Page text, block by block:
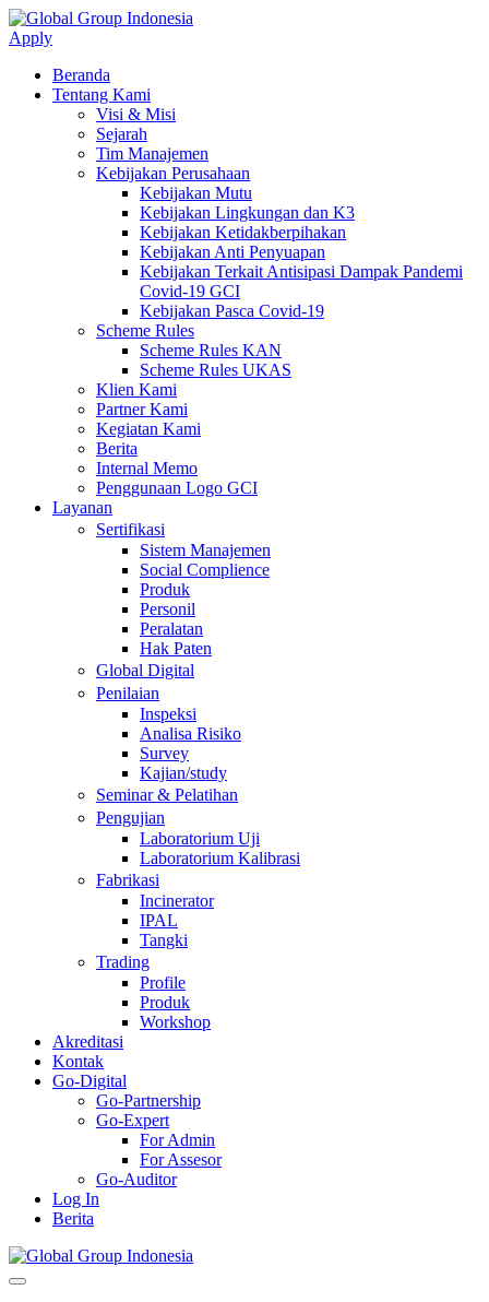
Apply
Beranda
Tentang Kami
Visi & Misi
Sejarah
Tim Manajemen
Kebijakan Perusahaan
Kebijakan Mutu
Kebijakan Lingkungan dan K3
Kebijakan Ketidakberpihakan
Kebijakan Anti Penyuapan
Kebijakan Terkait Antisipasi Dampak Pandemi
Covid-19 GCI
Kebijakan Pasca Covid-19
Scheme Rules
Scheme Rules KAN
Scheme Rules UKAS
Klien Kami
Partner Kami
Kegiatan Kami
Berita
Internal Memo
Penggunaan Logo GCI
Layanan
Sertifikasi
Sistem Manajemen
Social Complience
Produk
Personil
Peralatan
Hak Paten
Global Digital
Penilaian
Inspeksi
Analisa Risiko
Survey
Kajian/study
Seminar & Pelatihan
Pengujian
Laboratorium Uji
Laboratorium Kalibrasi
Fabrikasi
Incinerator
IPAL
Tangki
Trading
Profile
Produk
Workshop
Akreditasi
Kontak
Go-Digital
Go-Partnership
Go-Expert
For Admin
For Assesor
Go-Auditor
Log In
Berita